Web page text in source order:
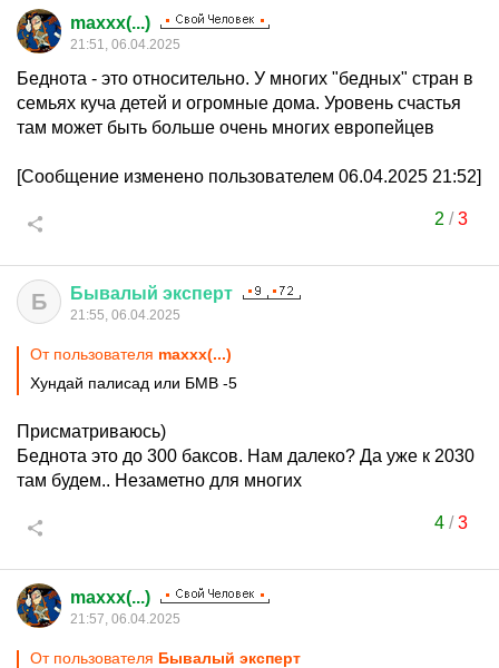
maxxx(...)
21:51, 06.04.2025
Беднота - это относительно. У многих "бедных" стран в
семьях куча детей и огромные дома. Уровень счастья
там может быть больше очень многих европейцев
[Сообщение изменено пользователем 06.04.2025 21:52]
2 /3
Б Бывалый эксперт
21:55, 06.04.2025
От пользователя maxxx(...)
Хундай палисад или БМВ -5
Присматриваюсь)
Беднота это до 300 баксов. Нам далеко? Да уже к 2030
там будем.. Незаметно для многих
4/3
maxxx(...)
21:57, 06.04.2025
От пользователя Бывалый эксперт